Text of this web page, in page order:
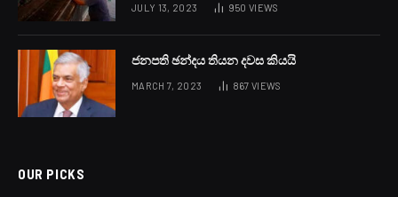
JULY 13, 2023 950 VIEWS
ජනපති ඡන්දය තියන දවස කියයි
MARCH 7, 2023 867 VIEWS
OUR PICKS